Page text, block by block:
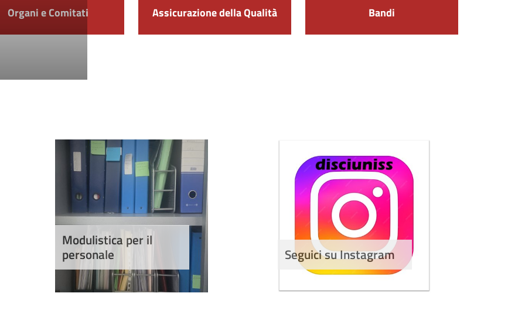
Organi e Comitati Assicurazione della Qualità Bandi
Modulistica per il
personale Seguici su Instagram